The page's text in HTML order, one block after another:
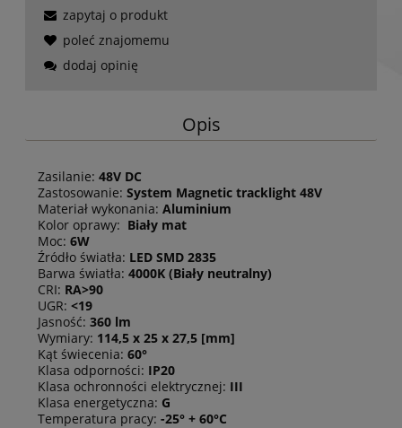
zapytaj o produkt
poleć znajomemu
dodaj opinię
Opis
Zasilanie: 48V DC
Zastosowanie: System Magnetic tracklight 48V
Materiał wykonania: Aluminium
Kolor oprawy: Biały mat
Moc: 6W
Źródło światła: LED SMD 2835
Barwa światła: 4000K (Biały neutralny)
CRI: RA>90
UGR: <19
Jasność: 360 lm
Wymiary: 114,5 x 25 x 27,5 [mm]
Kąt świecenia: 60°
Klasa odporności: IP20
Klasa ochronności elektrycznej: III
Klasa energetyczna: G
Temperatura pracy: -25° + 60°C